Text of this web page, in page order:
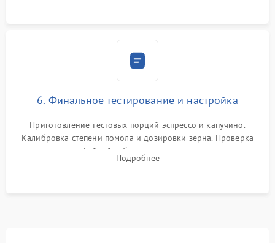
6. Финальное тестирование и настройка
Приготовление тестовых порций эспрессо и капучино.
Калибровка степени помола и дозировки зерна. Проверка
плотности кофейной таблетки, температуры напитка и
качества молочной пены. Контроль отсутствия посторонних
Подробнее